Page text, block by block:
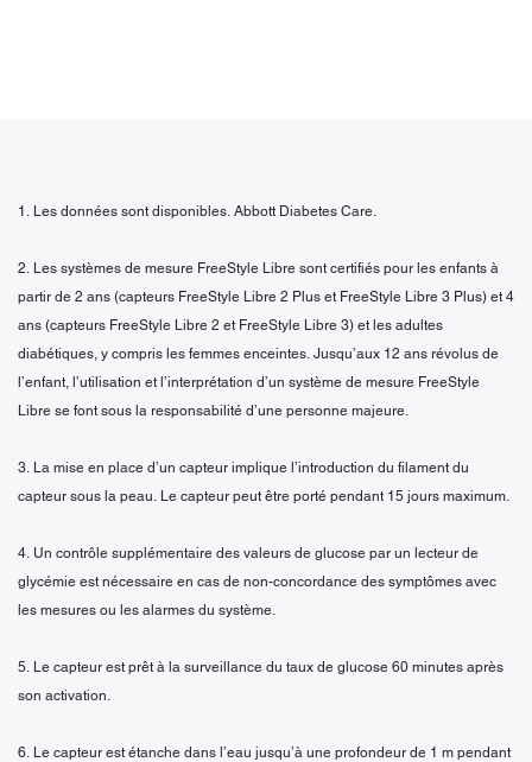
1. Les données sont disponibles. Abbott Diabetes Care.
2. Les systèmes de mesure FreeStyle Libre sont certifiés pour les enfants à
partir de 2 ans (capteurs FreeStyle Libre 2 Plus et FreeStyle Libre 3 Plus) et 4
ans (capteurs FreeStyle Libre 2 et FreeStyle Libre 3) et les adultes
diabétiques, y compris les femmes enceintes. Jusqu’aux 12 ans révolus de
l’enfant, l’utilisation et l’interprétation d’un système de mesure FreeStyle
Libre se font sous la responsabilité d’une personne majeure.
3. La mise en place d’un capteur implique l’introduction du filament du
capteur sous la peau. Le capteur peut être porté pendant 15 jours maximum.
4. Un contrôle supplémentaire des valeurs de glucose par un lecteur de
glycémie est nécessaire en cas de non-concordance des symptômes avec
les mesures ou les alarmes du système.
5. Le capteur est prêt à la surveillance du taux de glucose 60 minutes après
son activation.
6. Le capteur est étanche dans l’eau jusqu’à une profondeur de 1 m pendant